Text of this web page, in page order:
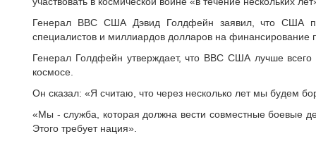
Генерал ВВС США Дэвид Голдфейн заявил, что США
специалистов и миллиардов долларов на финансирование
Генерал Голдфейн утверждает, что ВВС США лучше
космосе.
Он сказал: «Я считаю, что через несколько лет мы будем
«Мы - служба, которая должна вести совместные боевые
Этого требует нация».